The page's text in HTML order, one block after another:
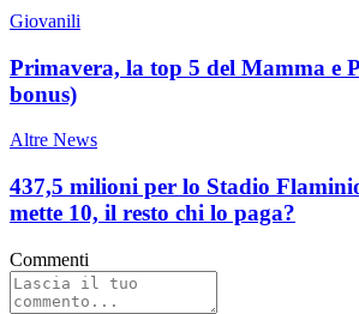
Giovanili
Primavera, la top 5 del Mamma e
bonus)
Altre News
437,5 milioni per lo Stadio
mette 10, il resto chi lo paga?
Commenti